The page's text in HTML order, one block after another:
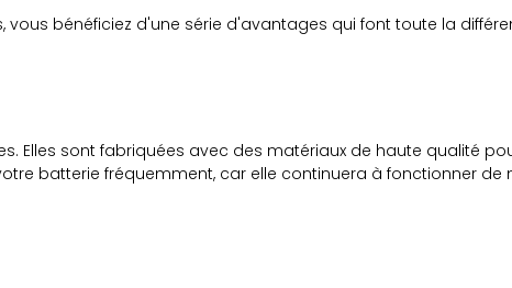
vous bénéficiez d'une série d'avantages qui font toute la
Elles sont fabriquées avec des matériaux de haute qualité
batterie fréquemment, car elle continuera à fonctionner de